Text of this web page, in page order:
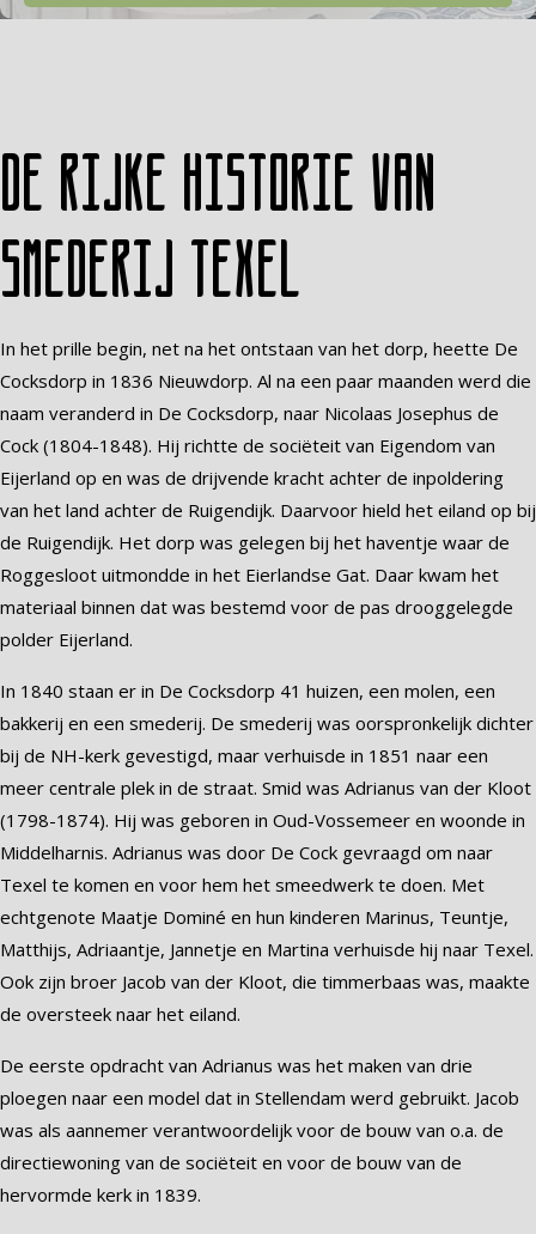
De rijke historie van
Smederij Texel
In het prille begin, net na het ontstaan van het dorp, heette De
Cocksdorp in 1836 Nieuwdorp. Al na een paar maanden werd die
naam veranderd in De Cocksdorp, naar Nicolaas Josephus de
Cock (1804-1848). Hij richtte de sociëteit van Eigendom van
Eijerland op en was de drijvende kracht achter de inpoldering
van het land achter de Ruigendijk. Daarvoor hield het eiland op bij
de Ruigendijk. Het dorp was gelegen bij het haventje waar de
Roggesloot uitmondde in het Eierlandse Gat. Daar kwam het
materiaal binnen dat was bestemd voor de pas drooggelegde
polder Eijerland.
In 1840 staan er in De Cocksdorp 41 huizen, een molen, een
bakkerij en een smederij. De smederij was oorspronkelijk dichter
bij de NH-kerk gevestigd, maar verhuisde in 1851 naar een
meer centrale plek in de straat. Smid was Adrianus van der Kloot
(1798-1874). Hij was geboren in Oud-Vossemeer en woonde in
Middelharnis. Adrianus was door De Cock gevraagd om naar
Texel te komen en voor hem het smeedwerk te doen. Met
echtgenote Maatje Dominé en hun kinderen Marinus, Teuntje,
Matthijs, Adriaantje, Jannetje en Martina verhuisde hij naar Texel.
Ook zijn broer Jacob van der Kloot, die timmerbaas was, maakte
de oversteek naar het eiland.
De eerste opdracht van Adrianus was het maken van drie
ploegen naar een model dat in Stellendam werd gebruikt. Jacob
was als aannemer verantwoordelijk voor de bouw van o.a. de
directiewoning van de sociëteit en voor de bouw van de
hervormde kerk in 1839.